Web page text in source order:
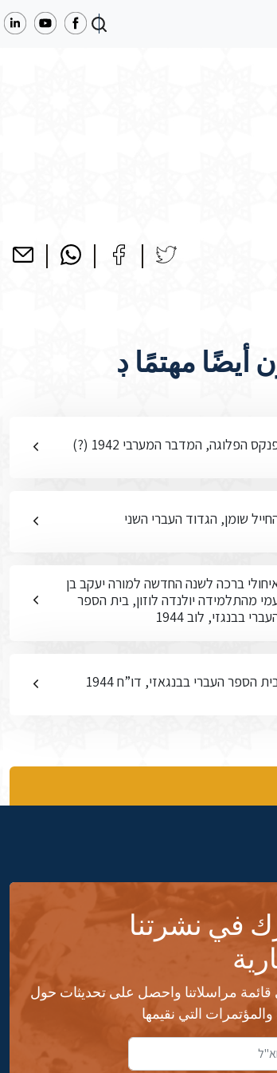
أيضًا مهتمًا ڊ
הפלוגה, המדבר המערבי 1942 (?)
שומן, הגדוד העברי השני
ברכה לשנה החדשה למורה יעקב בן
מהתלמידה יולנדה לוזון, בית הספר
בבנגזי, לוב 1944
הספר העברי בבנגאזי, דו”ח 1944
في نشرتنا
قائمة مراسلاتنا واحصل على تحديثات حول
والمؤتمرات التي نقيمها